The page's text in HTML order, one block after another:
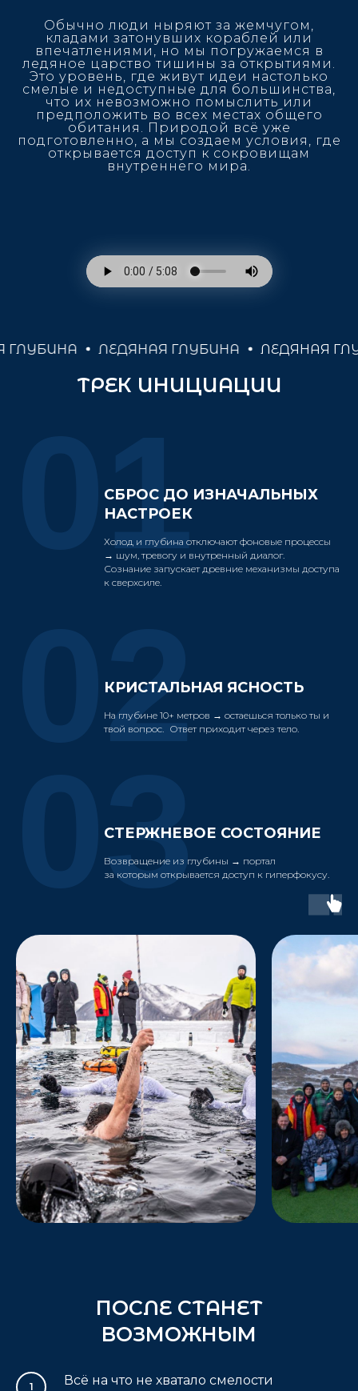
Обычно люди ныряют за жемчугом,
кладами затонувших кораблей или
впечатлениями, но мы погружаемся в
ледяное царство тишины за открытиями.
Это уровень, где живут идеи настолько
смелые и недоступные для большинства,
что их невозможно помыслить или
предположить во всех местах общего
обитания. Природой всё уже
подготовленно, а мы создаем условия, где
открывается доступ к сокровищам
внутреннего мира.
ЛЕДЯНАЯ ГЛУБИНА ЛЕДЯНАЯ ГЛУБИНА
ТРЕК ИНИЦИАЦИИ
СБРОС ДО ИЗНАЧАЛЬНЫХ
НАСТРОЕК
Холод и глубина отключают фоновые процессы
→ шум, тревогу и внутренный диалог.
Сознание запускает древние механизмы доступа
к сверхсиле.
01
КРИСТАЛЬНАЯ ЯСНОСТЬ
На глубине 10+ метров → остаешься только ты и
твой вопрос. Ответ приходит через тело.
02
СТЕРЖНЕВОЕ СОСТОЯНИЕ
Возвращение из глубины → портал
за которым открывается доступ к гиперфокусу.
03
ПОСЛЕ СТАНЕТ
ВОЗМОЖНЫМ
Всё на что не хватало смелости